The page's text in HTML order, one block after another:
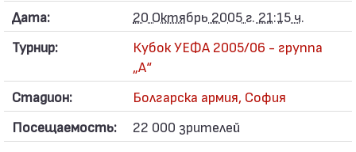
Дата:
20 Октябрь 2005 г. 21:15 ч.
Турнир:
Кубок УЕФА 2005/06 - группа
„A“
Стадион:
Болгарска армия, София
Посещаемость:
22 000 зрителей